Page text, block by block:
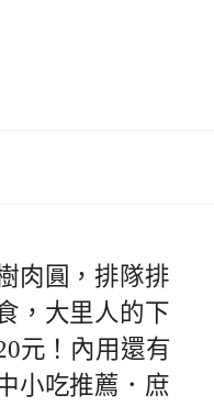
肉圓，排隊排
，大里人的下
元！內用還有
小吃推薦．庶